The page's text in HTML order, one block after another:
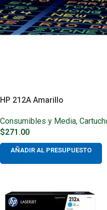
HP 212A Amarillo
Consumibles y Media,
$271.00
AÑADIR AL PRESUPUESTO